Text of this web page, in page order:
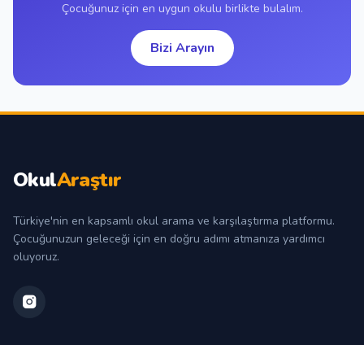
Çocuğunuz için en uygun okulu birlikte bulalım.
Bizi Arayın
OkulAraştır
Türkiye'nin en kapsamlı okul arama ve karşılaştırma platformu.
Çocuğunuzun geleceği için en doğru adımı atmanıza yardımcı
oluyoruz.